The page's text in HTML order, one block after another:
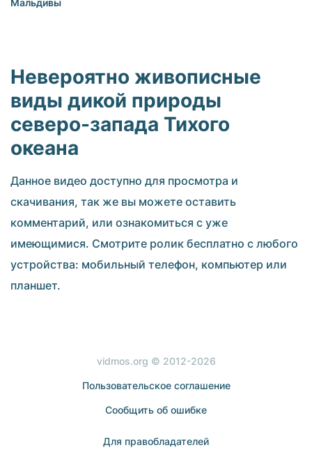
Мальдивы
Невероятно живописные
виды дикой природы
северо-запада Тихого
океана
Данное видео доступно для просмотра и
скачивания, так же вы можете оставить
комментарий, или ознакомиться с уже
имеющимися. Смотрите ролик бесплатно с любого
устройства: мобильный телефон, компьютер или
планшет.
vidmos.org © 2012-2026
Пользовательское соглашение
Сообщить об ошибке
Для правобладателей